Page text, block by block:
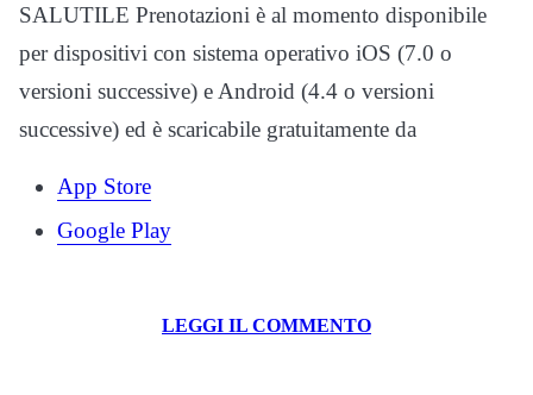
SALUTILE Prenotazioni è al momento disponibile
per dispositivi con sistema operativo iOS (7.0 o
versioni successive) e Android (4.4 o versioni
successive) ed è scaricabile gratuitamente da
App Store
Google Play
LEGGI IL COMMENTO